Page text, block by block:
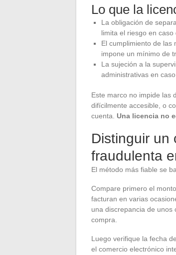
Lo que la
La obligación de
limita el riesgo en
El cumplimiento de las
impone un mínimo de
La sujeción a la
administrativas en
Este marco no impide las
difícilmente accesible, o
cuenta. Una licencia no
Distinguir un
fraudulenta
El método más fiable se
Compare primero el
facturan en varias
una discrepancia de
compra.
Luego verifique la fecha
el comercio electrónico